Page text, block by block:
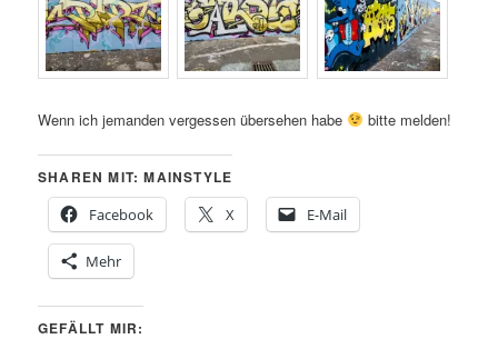
Wenn ich jemanden vergessen übersehen habe bitte melden!
SHAREN MIT: MAINSTYLE
Facebook
X E-Mail
Mehr
GEFÄLLT MIR: